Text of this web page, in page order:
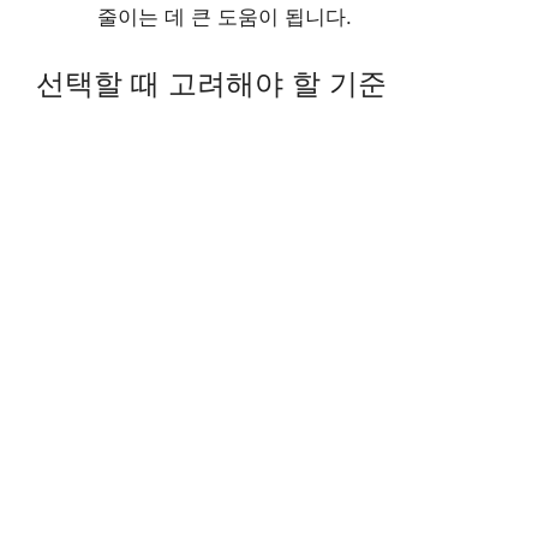
줄이는 데 큰 도움이 됩니다.
선택할 때 고려해야 할 기준